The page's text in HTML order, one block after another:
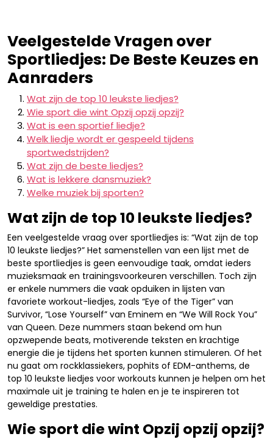
Veelgestelde Vragen over
Sportliedjes: De Beste Keuzes en
Aanraders
Wat zijn de top 10 leukste liedjes?
Wie sport die wint Opzij opzij opzij?
Wat is een sportief liedje?
Welk liedje wordt er gespeeld tijdens
sportwedstrijden?
Wat zijn de beste liedjes?
Wat is lekkere dansmuziek?
Welke muziek bij sporten?
Wat zijn de top 10 leukste liedjes?
Een veelgestelde vraag over sportliedjes is: “Wat zijn de top
10 leukste liedjes?” Het samenstellen van een lijst met de
beste sportliedjes is geen eenvoudige taak, omdat ieders
muzieksmaak en trainingsvoorkeuren verschillen. Toch zijn
er enkele nummers die vaak opduiken in lijsten van
favoriete workout-liedjes, zoals “Eye of the Tiger” van
Survivor, “Lose Yourself” van Eminem en “We Will Rock You”
van Queen. Deze nummers staan bekend om hun
opzwepende beats, motiverende teksten en krachtige
energie die je tijdens het sporten kunnen stimuleren. Of het
nu gaat om rockklassiekers, pophits of EDM-anthems, de
top 10 leukste liedjes voor workouts kunnen je helpen om het
maximale uit je training te halen en je te inspireren tot
geweldige prestaties.
Wie sport die wint Opzij opzij opzij?